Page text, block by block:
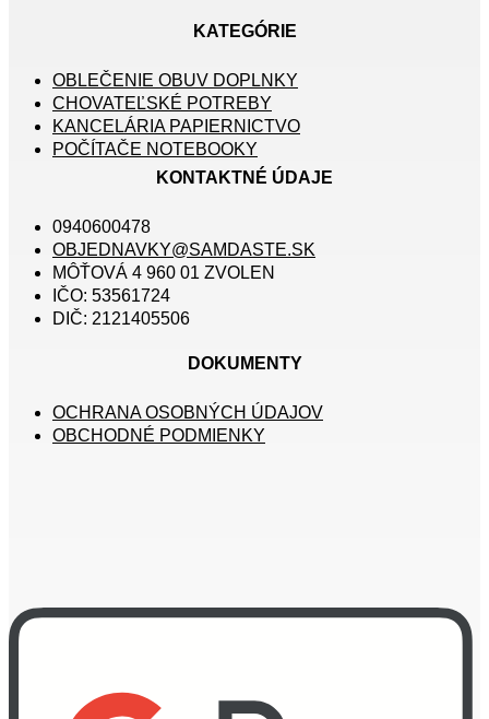
KATEGÓRIE
OBLEČENIE OBUV DOPLNKY
CHOVATEĽSKÉ POTREBY
KANCELÁRIA PAPIERNICTVO
POČÍTAČE NOTEBOOKY
KONTAKTNÉ ÚDAJE
0940600478
OBJEDNAVKY@SAMDASTE.SK
MÔŤOVÁ 4 960 01 ZVOLEN
IČO: 53561724
DIČ: 2121405506
DOKUMENTY
OCHRANA OSOBNÝCH ÚDAJOV
OBCHODNÉ PODMIENKY